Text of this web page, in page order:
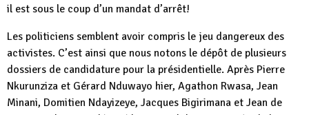
il est sous le coup d’un mandat d’arrêt!
Les politiciens semblent avoir compris le jeu dangereux des
activistes. C’est ainsi que nous notons le dépôt de plusieurs
dossiers de candidature pour la présidentielle. Après Pierre
Nkurunziza et Gérard Nduwayo hier, Agathon Rwasa, Jean
Minani, Domitien Ndayizeye, Jacques Bigirimana et Jean de